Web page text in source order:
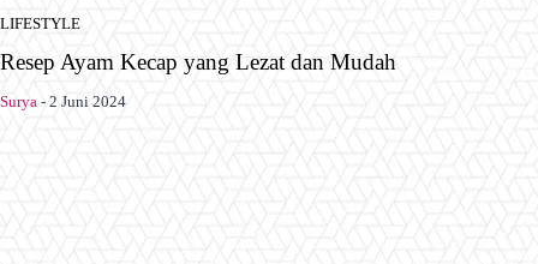
LIFESTYLE
Resep Ayam Kecap yang Lezat dan Mudah
Surya - 2 Juni 2024